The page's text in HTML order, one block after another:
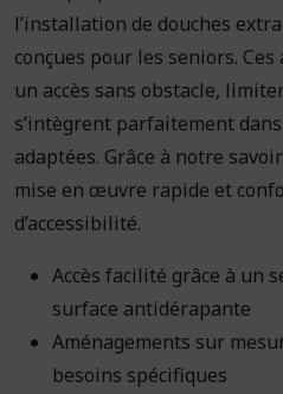
l’installation de douches
conçues pour les seniors.
un accès sans obstacle,
s’intègrent parfaitement
adaptées. Grâce à notre
mise en œuvre rapide et
d’accessibilité.
Accès facilité grâce à un
surface antidérapante
Aménagements sur
besoins spécifiques